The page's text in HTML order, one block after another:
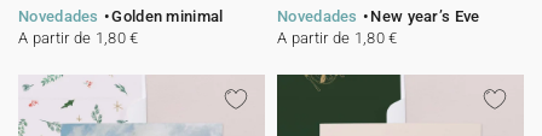
Novedades
Golden minimal
A partir de 1,80 €
Novedades
New year’s Eve
A partir de 1,80 €